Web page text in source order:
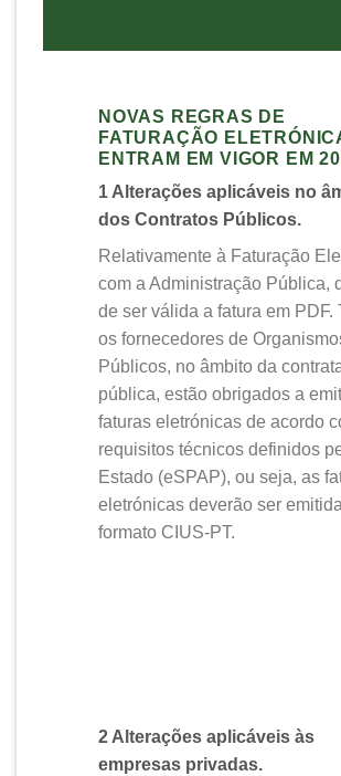
NOVAS REGRAS DE
FATURAÇÃO
ENTRAM EM VIGOR EM
1 Alterações aplicáveis no
dos Contratos Públicos.
Relativamente à Faturação
com a Administração Pública,
de ser válida a fatura em PDF.
os fornecedores de
Públicos, no âmbito da
pública, estão obrigados a
faturas eletrónicas de acordo
requisitos técnicos definidos
Estado (eSPAP), ou seja, as
eletrónicas deverão ser
formato CIUS-PT.
2 Alterações aplicáveis às
empresas privadas.